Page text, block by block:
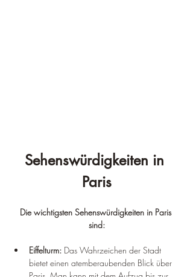
Sehenswürdigkeiten in
Paris
Die wichtigsten Sehenswürdigkeiten in Paris
sind:
Eiffelturm: Das Wahrzeichen der Stadt
bietet einen atemberaubenden Blick über